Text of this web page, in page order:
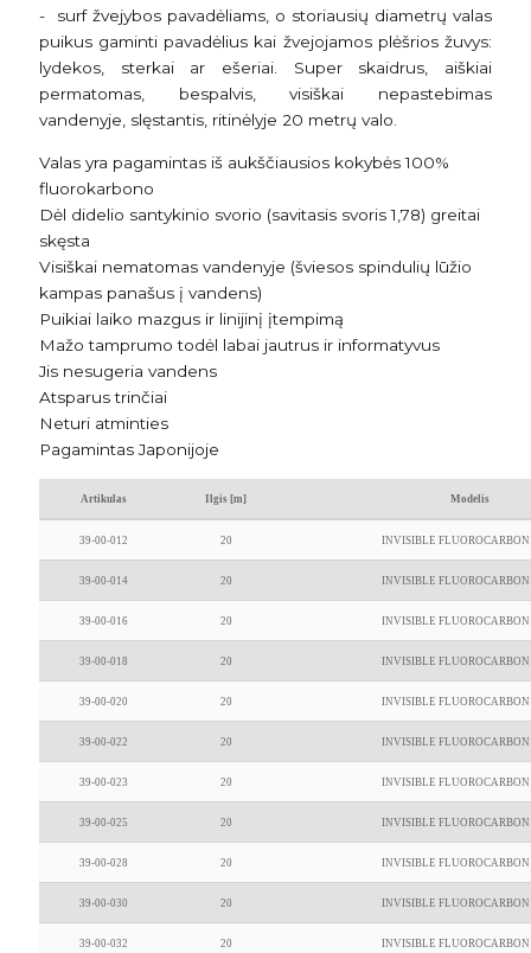
- surf žvejybos pavadėliams, o storiausių diametrų valas
puikus gaminti pavadėlius kai žvejojamos plėšrios žuvys:
lydekos, sterkai ar ešeriai. Super skaidrus, aiškiai
permatomas, bespalvis, visiškai nepastebimas
vandenyje, slęstantis, ritinėlyje 20 metrų valo.
Valas yra pagamintas iš aukščiausios kokybės 100%
fluorokarbono
Dėl didelio santykinio svorio (savitasis svoris 1,78) greitai
skęsta
Visiškai nematomas vandenyje (šviesos spindulių lūžio
kampas panašus į vandens)
Puikiai laiko mazgus ir linijinį įtempimą
Mažo tamprumo todėl labai jautrus ir informatyvus
Jis nesugeria vandens
Atsparus trinčiai
Neturi atminties
Pagamintas Japonijoje
Artikulas Ilgis [m] Modelis
39-00-012 20 INVISIBLE FLUOROCARBON
39-00-014 20 INVISIBLE FLUOROCARBON
39-00-016 20 INVISIBLE FLUOROCARBON
39-00-018 20 INVISIBLE FLUOROCARBON
39-00-020 20 INVISIBLE FLUOROCARBON
39-00-022 20 INVISIBLE FLUOROCARBON
39-00-023 20 INVISIBLE FLUOROCARBON
39-00-025 20 INVISIBLE FLUOROCARBON
39-00-028 20 INVISIBLE FLUOROCARBON
39-00-030 20 INVISIBLE FLUOROCARBON
39-00-032 20 INVISIBLE FLUOROCARBON